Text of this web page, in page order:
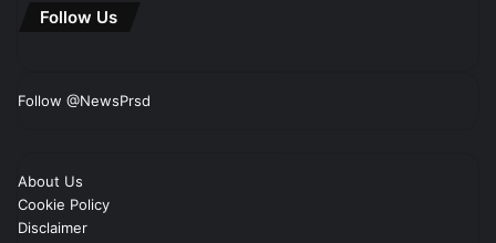
Follow Us
Follow @NewsPrsd
About Us
Cookie Policy
Disclaimer